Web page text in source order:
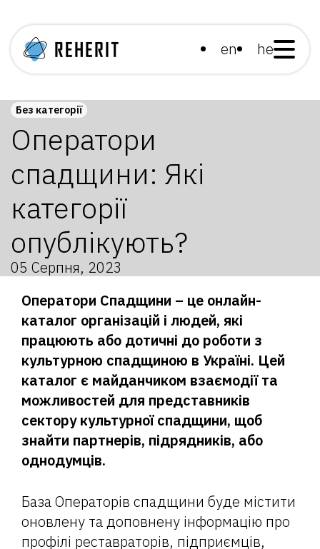
en he
Без категорії
Оператори
спадщини: Які
категорії
опублікують?
05 Серпня, 2023
Оператори Спадщини – це онлайн-
каталог організацій і людей, які
працюють або дотичні до роботи з
культурною спадщиною в Україні. Цей
каталог є майданчиком взаємодії та
можливостей для представників
сектору культурної спадщини, щоб
знайти партнерів, підрядників, або
однодумців.
База Операторів спадщини буде містити
оновлену та доповнену інформацію про
профілі реставраторів, підприємців,